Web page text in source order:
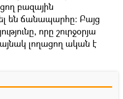
բազային
են ճանապարհը։ Բայց
որը շուրջօրյա
լողացող ական է